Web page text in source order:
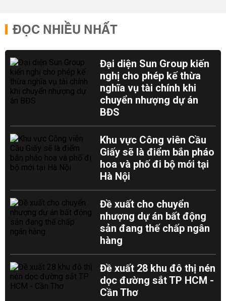
ĐỌC NHIỀU NHẤT
Đại diện Sun Group kiến
nghị cho phép kế thừa
nghĩa vụ tài chính khi
chuyển nhượng dự án
BĐS
Khu vực Công viên Cầu
Giấy sẽ là điểm bắn pháo
hoa và phố đi bộ mới tại
Hà Nội
Đề xuất cho chuyển
nhượng dự án bất động
sản đang thế chấp ngân
hàng
Đề xuất 28 khu đô thị nén
dọc đường sắt TP HCM -
Cần Thơ